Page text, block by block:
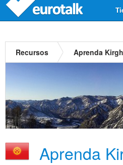
Recursos Aprenda
Aprenda